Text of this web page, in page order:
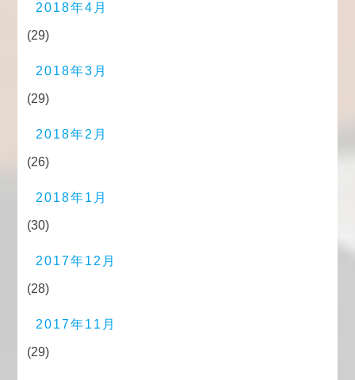
2018年4月
(29)
2018年3月
(29)
2018年2月
(26)
2018年1月
(30)
2017年12月
(28)
2017年11月
(29)